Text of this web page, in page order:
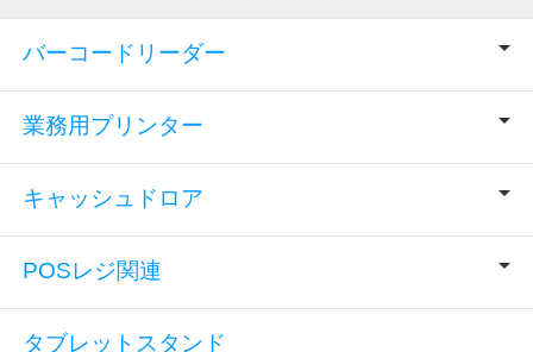
バーコードリーダー
業務用プリンター
キャッシュドロア
POSレジ関連
タブレットスタンド